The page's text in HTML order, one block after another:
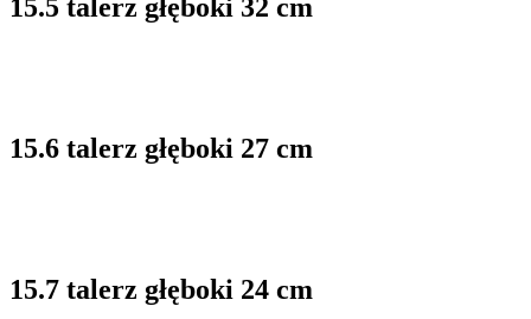
15.5 talerz głęboki 32 cm
15.6 talerz głęboki 27 cm
15.7 talerz głęboki 24 cm